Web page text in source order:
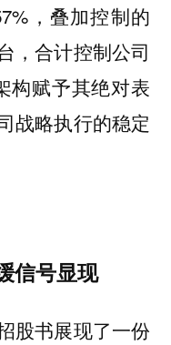
，叠加控制的
，合计控制公司
构赋予其绝对表
战略执行的稳定
信号显现
股书展现了一份